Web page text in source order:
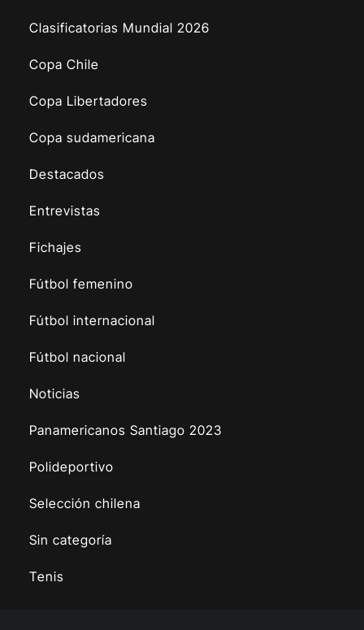
Clasificatorias Mundial 2026
Copa Chile
Copa Libertadores
Copa sudamericana
Destacados
Entrevistas
Fichajes
Fútbol femenino
Fútbol internacional
Fútbol nacional
Noticias
Panamericanos Santiago 2023
Polideportivo
Selección chilena
Sin categoría
Tenis